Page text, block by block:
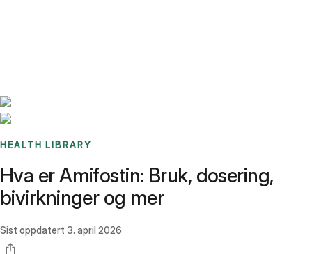
HEALTH LIBRARY
Hva er Amifostin: Bruk, dosering,
bivirkninger og mer
Sist oppdatert 3. april 2026